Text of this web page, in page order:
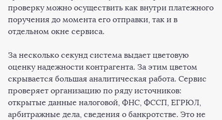
проверку можно осуществить как внутри платежного
поручения до момента его отправки, так и в
отдельном окне сервиса.
За несколько секунд система выдает цветовую
оценку надежности контрагента. За этим цветом
скрывается большая аналитическая работа. Сервис
проверяет организацию по ряду источников:
открытые данные налоговой, ФНС, ФССП, ЕГРЮЛ,
арбитражные дела, сведения о банкротстве. Это не